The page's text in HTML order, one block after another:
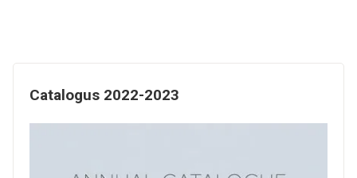
Catalogus 2022-2023